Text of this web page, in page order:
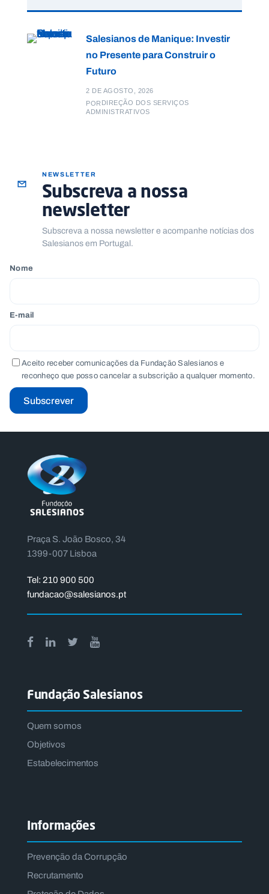
Salesianos de Manique: Investir
no Presente para Construir o
Futuro
2 DE AGOSTO, 2026
POR DIREÇÃO DOS SERVIÇOS
ADMINISTRATIVOS
NEWSLETTER
Subscreva a nossa
newsletter
Subscreva a nossa newsletter e acompanhe notícias dos
Salesianos em Portugal.
Nome
E-mail
Aceito receber comunicações da Fundação Salesianos e
reconheço que posso cancelar a subscrição a qualquer momento.
Subscrever
Praça S. João Bosco, 34
1399-007 Lisboa
Tel: 210 900 500
fundacao@salesianos.pt
Fundação Salesianos
Quem somos
Objetivos
Estabelecimentos
Informações
Prevenção da Corrupção
Recrutamento